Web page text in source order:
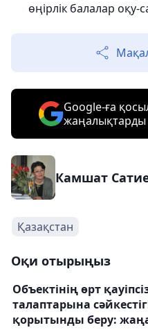
өңірлік балалар
Google-ға
жаңалықтарды
Камшат
Қазақстан
Оқи отырыңыз
Объектінің өрт
талаптарына
қорытынды беру: